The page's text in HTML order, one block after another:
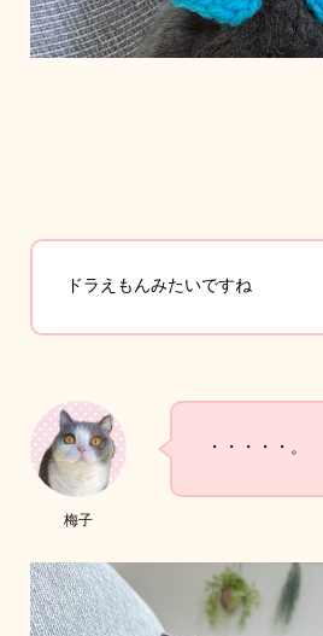
ドラえもんみたいですね
梅子
・・・・・。